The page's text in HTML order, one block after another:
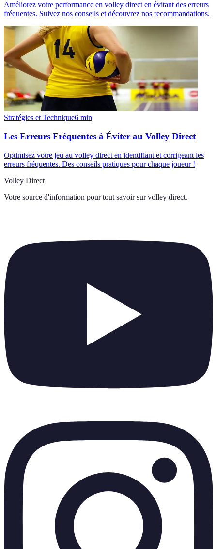
Améliorez votre performance en volley direct en évitant des erreurs
fréquentes. Suivez nos conseils et découvrez nos recommandations.
Stratégies et Technique6 min
Les Erreurs Fréquentes à Éviter au Volley Direct
Optimisez votre jeu au volley direct en identifiant et corrigeant les
erreurs fréquentes. Des conseils pratiques pour chaque joueur !
Volley Direct
Votre source d'information pour tout savoir sur volley direct.